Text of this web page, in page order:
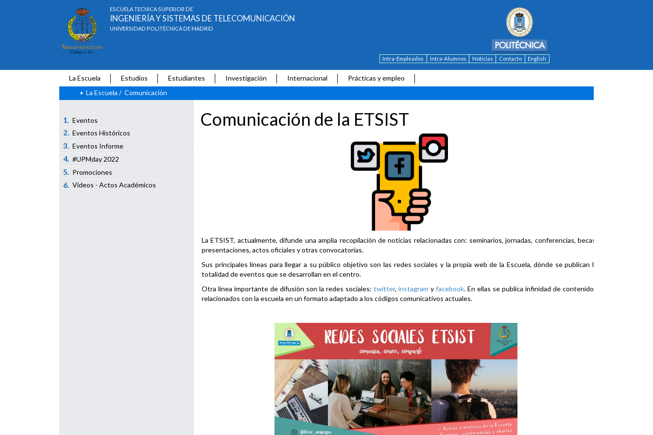
ESCUELA TÉCNICA SUPERIOR DE
INGENIERÍA Y SISTEMAS DE TELECOMUNICACIÓN
UNIVERSIDAD POLITÉCNICA DE MADRID
Intra-Empleados Intra-Alumnos Noticias Contacto English
La Escuela Estudios Estudiantes Investigación Internacional
Prácticas y empleo
La Escuela / Comunicación
1. Eventos
2. Eventos Históricos
3. Eventos Informe
4. #UPMday 2022
5. Promociones
6. Vídeos - Actos Académicos
Comunicación de la ETSIST
La ETSIST, actualmente, difunde una amplia recopilación de noticias relacionadas con: seminarios, jornadas, conferencias, becas,
presentaciones, actos oficiales y otras convocatorias.
Sus principales líneas para llegar a su público objetivo son las redes sociales y la propia web de la Escuela, dónde se publican la
totalidad de eventos que se desarrollan en el centro.
Otra línea importante de difusión son la redes sociales: twitter, instagram y facebook. En ellas se publica infinidad de contenidos
relacionados con la escuela en un formato adaptado a los códigos comunicativos actuales.